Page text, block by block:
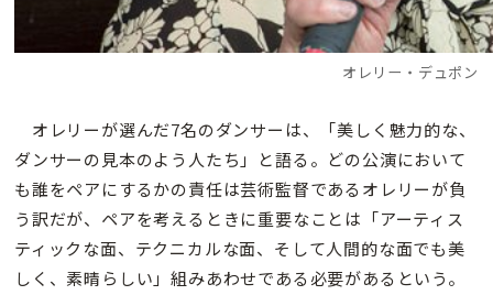
オレリー・デュポン
オレリーが選んだ7名のダンサーは、「美しく魅力的な、
ダンサーの見本のよう人たち」と語る。どの公演において
も誰をペアにするかの責任は芸術監督であるオレリーが負
う訳だが、ペアを考えるときに重要なことは「アーティス
ティックな面、テクニカルな面、そして人間的な面でも美
しく、素晴らしい」組みあわせである必要があるという。